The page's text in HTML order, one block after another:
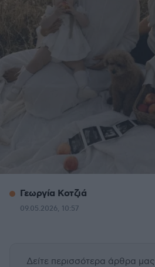
Γεωργία Κοτζιά
09.05.2026, 10:57
Δείτε περισσότερα άρθρα μας